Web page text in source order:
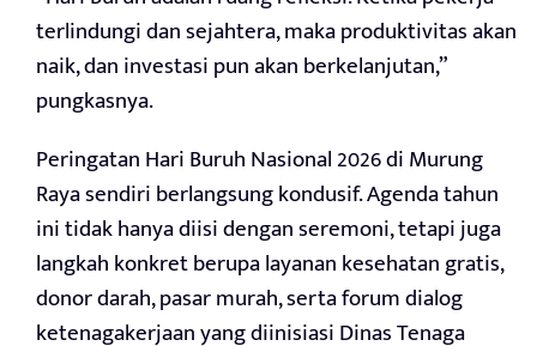
terlindungi dan sejahtera, maka produktivitas akan
naik, dan investasi pun akan berkelanjutan,”
pungkasnya.
Peringatan Hari Buruh Nasional 2026 di Murung
Raya sendiri berlangsung kondusif. Agenda tahun
ini tidak hanya diisi dengan seremoni, tetapi juga
langkah konkret berupa layanan kesehatan gratis,
donor darah, pasar murah, serta forum dialog
ketenagakerjaan yang diinisiasi Dinas Tenaga